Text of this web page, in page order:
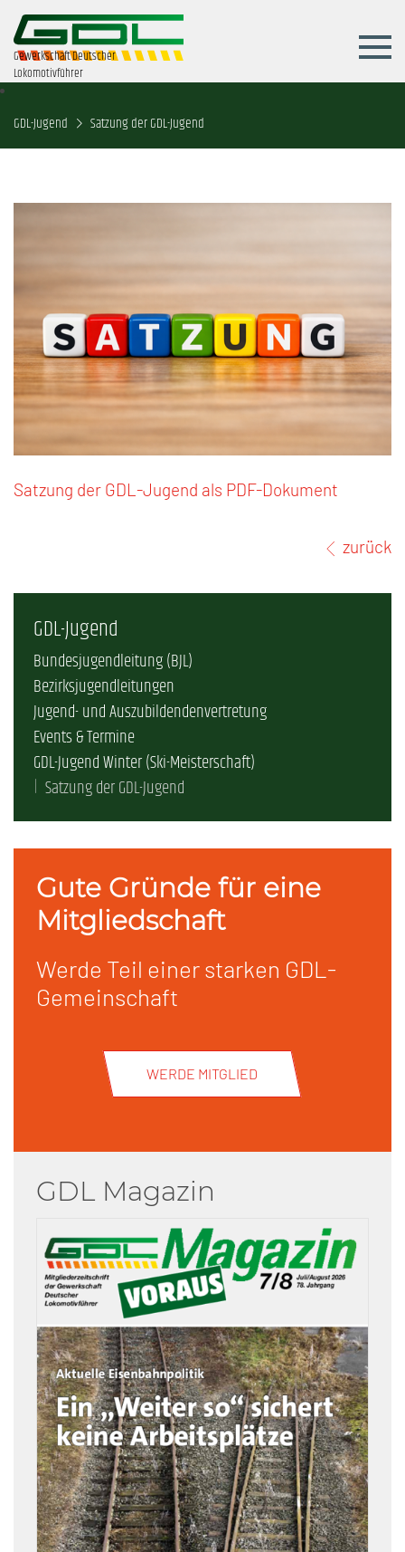
Gewerkschaft Deutscher
Lokomotivführer
GDL-Jugend Satzung der GDL-Jugend
Satzung der GDL-Jugend als PDF-Dokument
zurück
GDL-Jugend
Bundesjugendleitung (BJL)
Bezirksjugendleitungen
Jugend- und Auszubildendenvertretung
Events & Termine
GDL-Jugend Winter (Ski-Meisterschaft)
Satzung der GDL-Jugend
Gute Gründe für eine
Mitgliedschaft
Werde Teil einer starken GDL-
Gemeinschaft
WERDE MITGLIED
GDL Magazin